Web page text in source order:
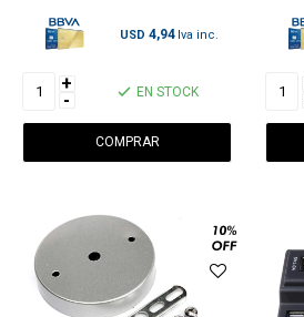
USD 4,94
+
- EN STOCK